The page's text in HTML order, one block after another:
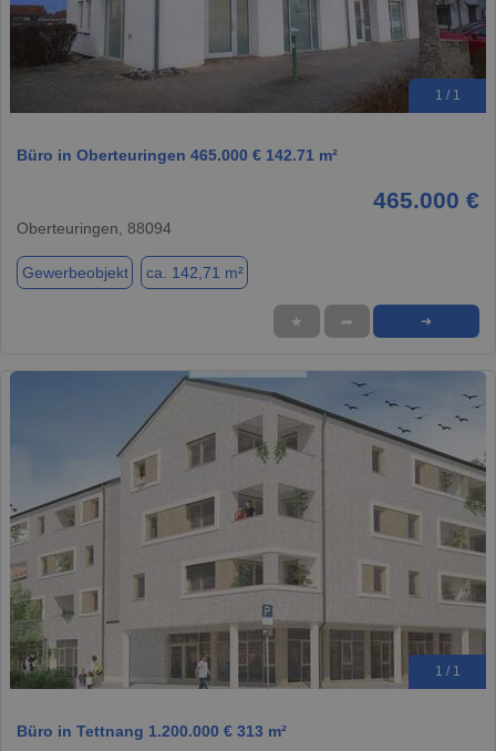
1 / 1
Büro in Oberteuringen 465.000 € 142.71 m²
465.000 €
Oberteuringen, 88094
Gewerbeobjekt ca. 142,71 m²
★ ➦ ➜
1 / 1
Büro in Tettnang 1.200.000 € 313 m²